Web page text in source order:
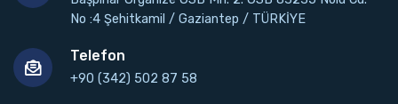
No :4 Şehitkamil / Gaziantep / TÜRKİYE
Telefon
+90 (342) 502 87 58